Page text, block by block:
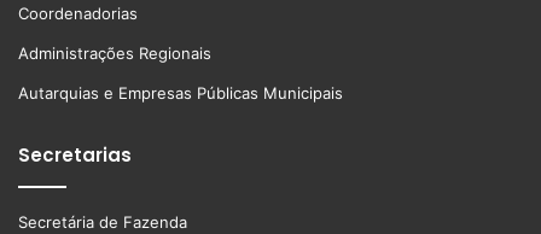
Coordenadorias
Administrações Regionais
Autarquias e Empresas Públicas Municipais
Secretarias
Secretária de Fazenda